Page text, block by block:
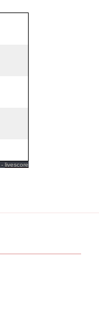
- livescore